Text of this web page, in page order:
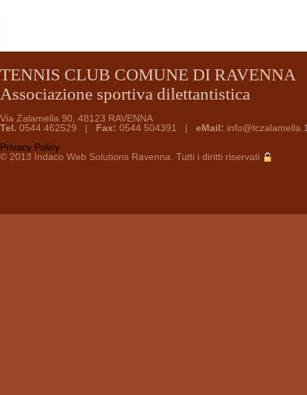
TENNIS CLUB COMUNE DI RAVENNA
Associazione sportiva dilettantistica
Via Zalamella 90, 48123 RAVENNA
Tel. 0544 462529 | Fax: 0544 504391 | eMail:
Privacy Policy
© 2013 Indaco Web Solutions Ravenna. Tutti i diritti riservati